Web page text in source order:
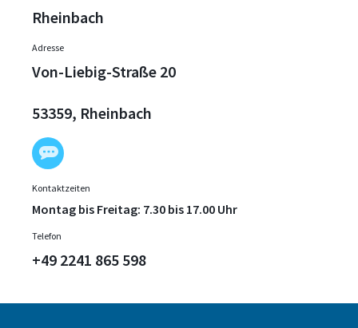
Rheinbach
Adresse
Von-Liebig-Straße 20
53359, Rheinbach
Kontaktzeiten
Montag bis Freitag: 7.30 bis 17.00 Uhr
Telefon
+49 2241 865 598